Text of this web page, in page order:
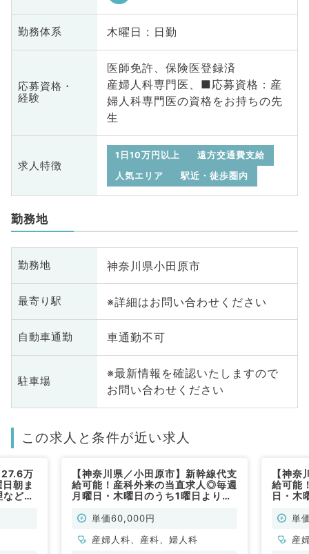
勤務体系 木曜日 : 日勤
応募資格・
経験
医師免許、保険医登録済
産婦人科専門医、■応募資格：産
婦人科専門医の資格をお持ちの先
生
求人特徴
1日10万円以上
遠方交通費支給
人気エリア
駅近・徒歩圏内
勤務地
勤務地 神奈川県小田原市
最寄り駅 ※詳細はお問い合わせください
自動車通勤 車通勤不可
駐車場
※最新情報を確認いたしますので
お問い合わせください
この求人と条件が近い求人
27.6万
朝ま
どを
【神奈川県／小田原市】新幹線代支
給可能！産科外来の当直求人◎毎週
月曜日・木曜日のうち1曜日よりご
人科／非常勤）
単価60,000円
産婦人科、産科、婦人科
【神
給可能
日・木
科／非
単
産